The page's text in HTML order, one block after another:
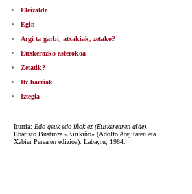
Eleizalde
Egin
Argi ta garbi, atxakiak, zetako?
Euskerazko asterokoa
Zetatik?
Itz barriak
Iztegia
Iturria: Edo geuk edo iñok ez (Euskerearen alde)
Ebaristo Bustinza «Kirikiño» (Adolfo Arejitaren eta
Xabier Perearen edizioa). Labayru, 1984.